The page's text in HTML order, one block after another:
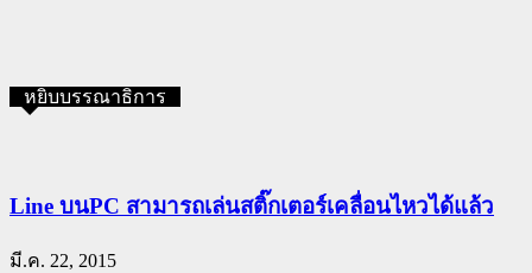
หยิบบรรณาธิการ
Line บนPC สามารถเล่นสติ๊กเตอร์เคลื่อนไหวได้แล้ว
มี.ค. 22, 2015